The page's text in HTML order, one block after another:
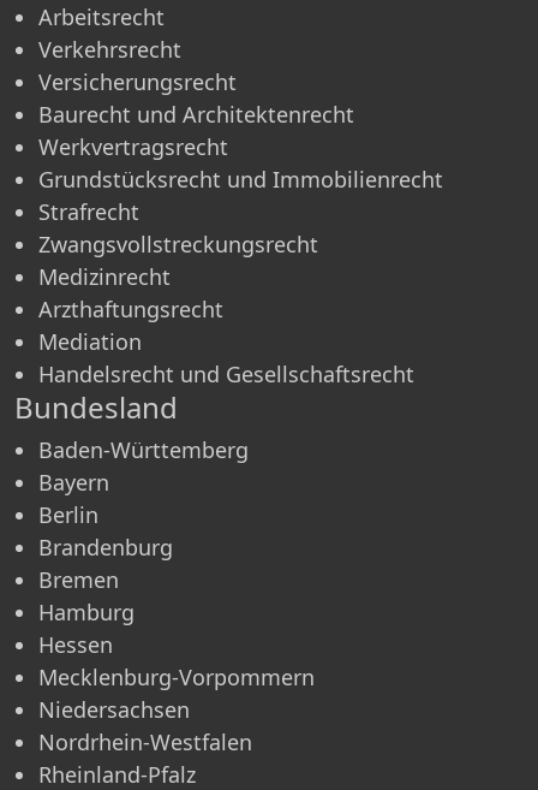
Arbeitsrecht
Verkehrsrecht
Versicherungsrecht
Baurecht und Architektenrecht
Werkvertragsrecht
Grundstücksrecht und Immobilienrecht
Strafrecht
Zwangsvollstreckungsrecht
Medizinrecht
Arzthaftungsrecht
Mediation
Handelsrecht und Gesellschaftsrecht
Bundesland
Baden-Württemberg
Bayern
Berlin
Brandenburg
Bremen
Hamburg
Hessen
Mecklenburg-Vorpommern
Niedersachsen
Nordrhein-Westfalen
Rheinland-Pfalz